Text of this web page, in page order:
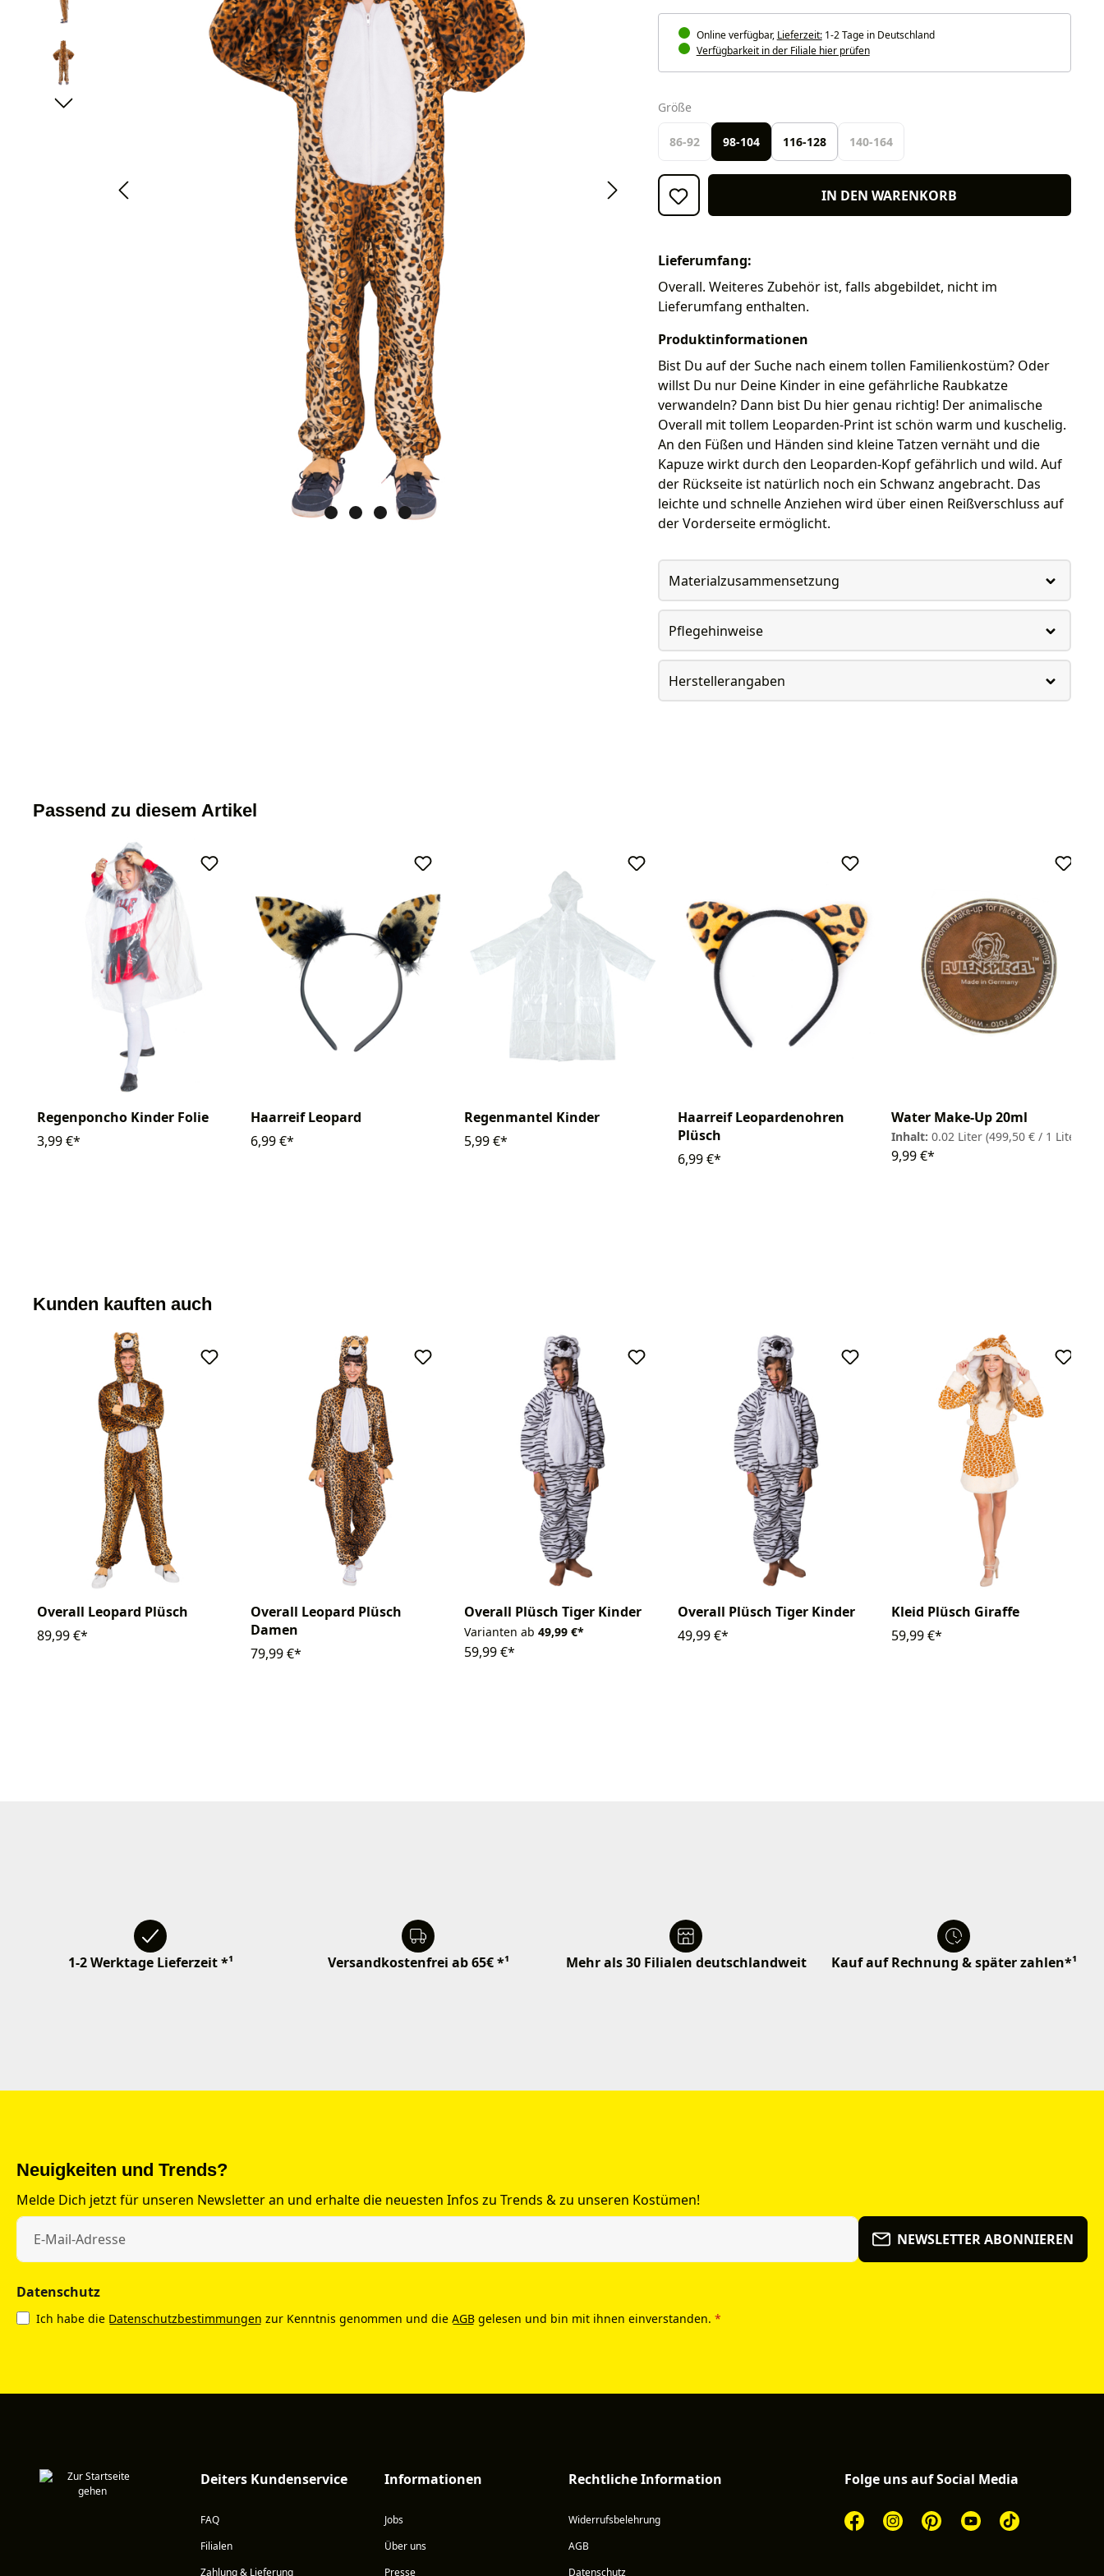
Online verfügbar, Lieferzeit:1-2 Tage in Deutschland
Verfügbarkeit in der Filiale hier prüfen
Größeauswählen
86-92 98-104 116-128 140-164
IN DEN WARENKORB
Lieferumfang:
Overall. Weiteres Zubehör ist, falls abgebildet, nicht im
Lieferumfang enthalten.
Produktinformationen
Bist Du auf der Suche nach einem tollen Familienkostüm? Oder
willst Du nur Deine Kinder in eine gefährliche Raubkatze
verwandeln? Dann bist Du hier genau richtig! Der animalische
Overall mit tollem Leoparden-Print ist schön warm und kuschelig.
An den Füßen und Händen sind kleine Tatzen vernäht und die
Kapuze wirkt durch den Leoparden-Kopf gefährlich und wild. Auf
der Rückseite ist natürlich noch ein Schwanz angebracht. Das
leichte und schnelle Anziehen wird über einen Reißverschluss auf
der Vorderseite ermöglicht.
Materialzusammensetzung
Pflegehinweise
Herstellerangaben
Passend zu diesem Artikel
Regenponcho Kinder Folie
3,99 €*
Haarreif Leopard
6,99 €*
Regenmantel Kinder
5,99 €*
Haarreif Leopardenohren
Plüsch
6,99 €*
Water Make-Up 20ml
Inhalt: 0.02 Liter (499,50 € / 1 Liter)
9,99 €*
Kunden kauften auch
Overall Leopard Plüsch
89,99 €*
Overall Leopard Plüsch
Damen
79,99 €*
Overall Plüsch Tiger Kinder
Varianten ab 49,99 €*
59,99 €*
Overall Plüsch Tiger Kinder
49,99 €*
Kleid Plüsch Giraffe
59,99 €*
1-2 Werktage Lieferzeit *¹ Versandkostenfrei ab 65€ *¹ Mehr als 30 Filialen deutschlandweit Kauf auf Rechnung & später zahlen*¹
Neuigkeiten und Trends?
Melde Dich jetzt für unseren Newsletter an und erhalte die neuesten Infos zu Trends & zu unseren Kostümen!
NEWSLETTER ABONNIEREN
Datenschutz
Ich habe die Datenschutzbestimmungen zur Kenntnis genommen und die AGB gelesen und bin mit ihnen einverstanden. *
Deiters Kundenservice
FAQ
Filialen
Zahlung & Lieferung
Informationen
Jobs
Über uns
Presse
Rechtliche Information
Widerrufsbelehrung
AGB
Datenschutz
Folge uns auf Social Media